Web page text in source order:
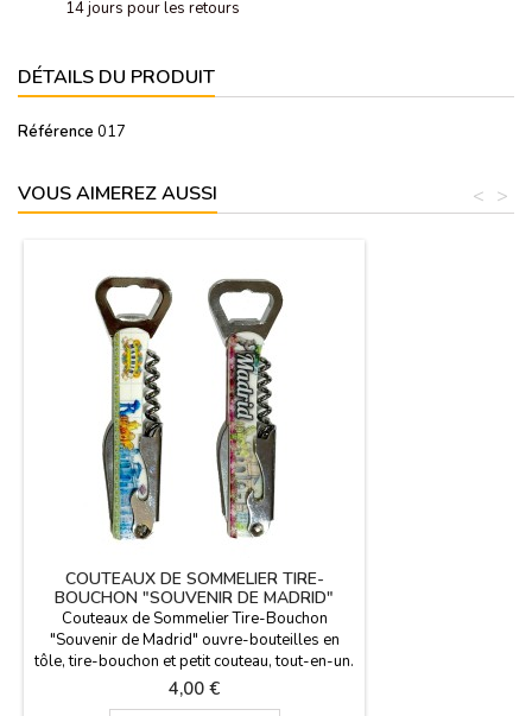
14 jours pour les retours
DÉTAILS DU PRODUIT
Référence 017
VOUS AIMEREZ AUSSI >
<
COUTEAUX DE SOMMELIER TIRE-
BOUCHON "SOUVENIR DE MADRID"
Couteaux de Sommelier Tire-Bouchon
"Souvenir de Madrid" ouvre-bouteilles en
tôle, tire-bouchon et petit couteau, tout-en-un.
En deux couleurs. Cadeaux pour des
événements. Mesures: 13,5 x 4 cm.
Prix
4,00 €